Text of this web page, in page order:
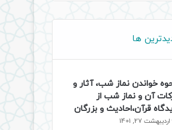
ها
خواندن نماز شب، آثار و
آن و نماز شب از
قرآن،احادیث و بزرگان
اردیبهشت 27, 1401